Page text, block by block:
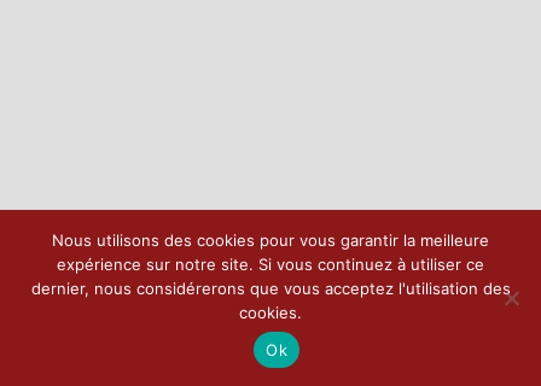
Nous utilisons des cookies pour vous garantir la meilleure
expérience sur notre site. Si vous continuez à utiliser ce
dernier, nous considérerons que vous acceptez l'utilisation des
cookies.
Ok